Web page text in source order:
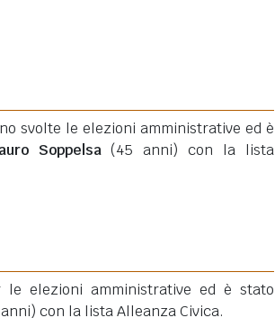
svolte le elezioni amministrative ed è
Soppelsa (45 anni) con la lista
elezioni amministrative ed è stato
con la lista Alleanza Civica.